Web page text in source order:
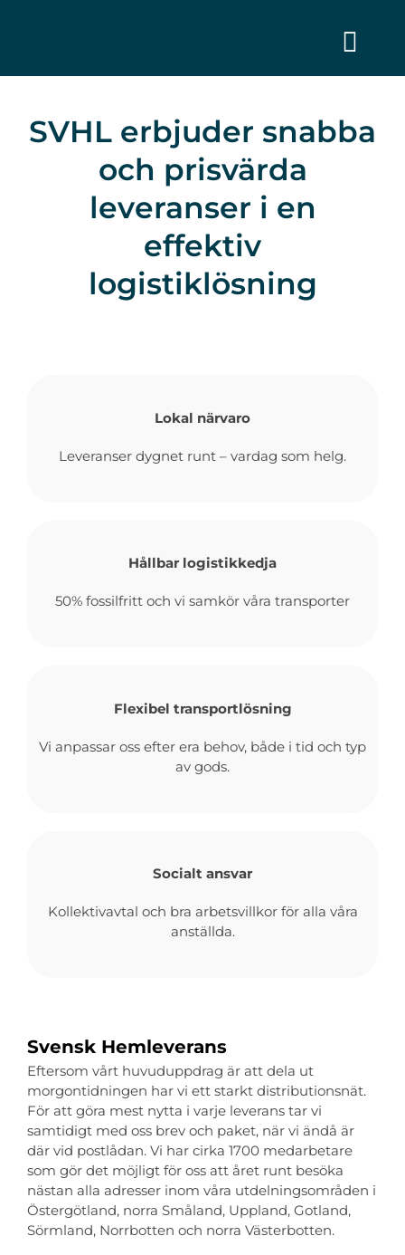
Hållbarhet
Jobba hos oss
Om oss
Personuppgiftspolicy
About us
SVHL erbjuder snabba
och prisvärda
leveranser i en
effektiv
logistiklösning
Lokal närvaro
Leveranser dygnet runt – vardag som helg.
Hållbar logistikkedja
50% fossilfritt och vi samkör våra transporter
Flexibel transportlösning
Vi anpassar oss efter era behov, både i tid och typ
av gods.
Socialt ansvar
Kollektivavtal och bra arbetsvillkor för alla våra
anställda.
Svensk Hemleverans
Eftersom vårt huvuduppdrag är att dela ut
morgontidningen har vi ett starkt distributionsnät.
För att göra mest nytta i varje leverans tar vi
samtidigt med oss brev och paket, när vi ändå är
där vid postlådan. Vi har cirka 1700 medarbetare
som gör det möjligt för oss att året runt besöka
nästan alla adresser inom våra utdelningsområden i
Östergötland, norra Småland, Uppland, Gotland,
Sörmland, Norrbotten och norra Västerbotten.